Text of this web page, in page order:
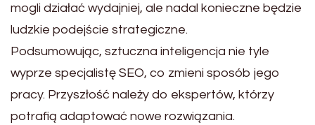
mogli działać wydajniej, ale nadal konieczne będzie
ludzkie podejście strategiczne.
Podsumowując, sztuczna inteligencja nie tyle
wyprze specjalistę SEO, co zmieni sposób jego
pracy. Przyszłość należy do ekspertów, którzy
potrafią adaptować nowe rozwiązania.